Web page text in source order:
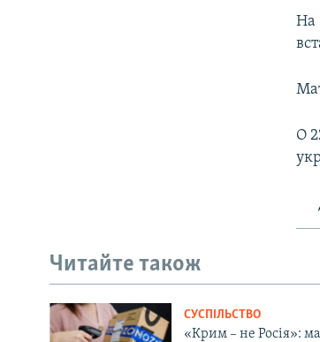
На
О
Читайте також
СУСПІЛЬСТВО
«Крим – не Росія»: